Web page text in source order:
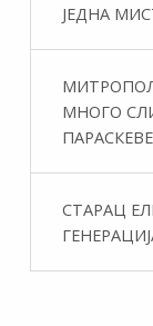
ЈЕДНА
МНОГО
СТАРАЦ